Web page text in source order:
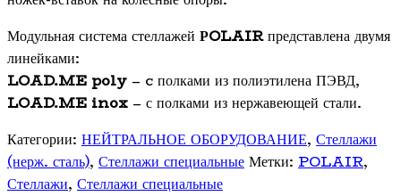
Посуда и инвентарь
Весы
Мусорные баки
Оборудование для общественных санузлов и
ванных комнат
Диспенсеры
Дозаторы для жидкого мыла
Расходные материалы
Модульная система стеллажей РOLAIRпредставлена двумя
линейками:
LOAD.ME poly – c полками из полиэтилена ПЭВД,
LOAD.ME inox – с полками из нержавеющей стали.
Категории: НЕЙТРАЛЬНОЕ ОБОРУДОВАНИЕ, Стеллажи
(нерж. сталь), Стеллажи специальные Метки: POLAIR,
Стеллажи, Стеллажи специальные